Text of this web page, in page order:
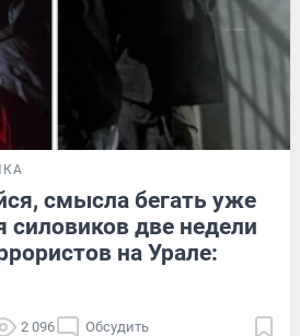
смысла бегать уже
силовиков две недели
на Урале:
2 096 Обсудить